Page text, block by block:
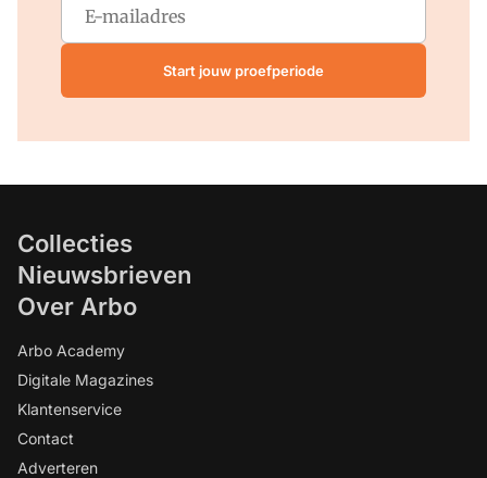
Start jouw proefperiode
Collecties
Nieuwsbrieven
Over Arbo
Arbo Academy
Digitale Magazines
Klantenservice
Contact
Adverteren